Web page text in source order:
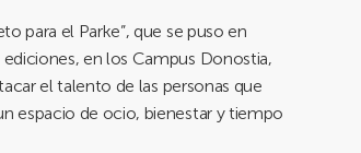
para el Parke”, que se puso en
en los Campus Donostia,
el talento de las personas que
espacio de ocio, bienestar y tiempo